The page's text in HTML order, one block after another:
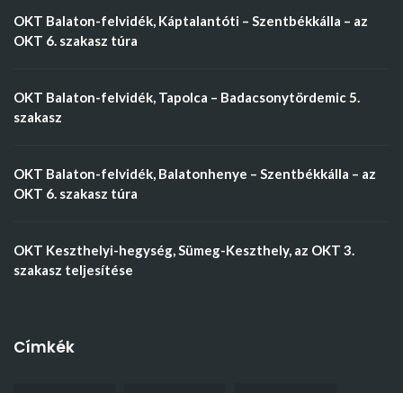
OKT Balaton-felvidék, Káptalantóti – Szentbékkálla – az
OKT 6. szakasz túra
OKT Balaton-felvidék, Tapolca – Badacsonytördemic 5.
szakasz
OKT Balaton-felvidék, Balatonhenye – Szentbékkálla – az
OKT 6. szakasz túra
OKT Keszthelyi-hegység, Sümeg-Keszthely, az OKT 3.
szakasz teljesítése
Címkék